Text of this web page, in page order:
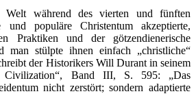
während des vierten und fünften
und populäre Christentum akzeptierte,
Praktiken und der götzendienerische
man stülpte ihnen einfach „christliche“
der Historikers Will Durant in seinem
Band III, S. 595: „Das
nicht zerstört; sondern adaptierte